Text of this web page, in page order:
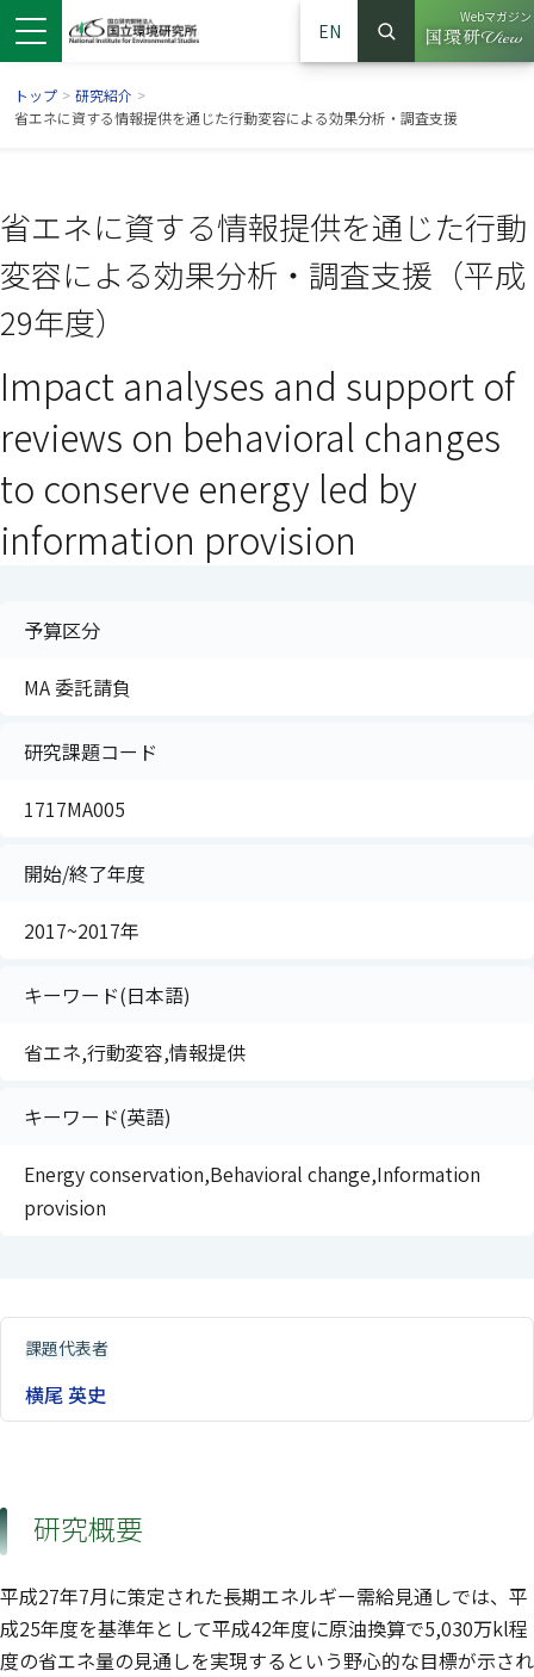
ウで開きます）
ンドウで開きます）
ウインドウで開きます）
EN
サイト内検索
検索
Webマガジン
（別ウイ
トップ > 研究紹介 >
省エネに資する情報提供を通じた行動変容による効果分析・調査支援
省エネに資する情報提供を通じた行動
変容による効果分析・調査支援（平成
29年度）
Impact analyses and support of
reviews on behavioral changes
to conserve energy led by
information provision
予算区分
MA 委託請負
研究課題コード
1717MA005
開始/終了年度
2017~2017年
キーワード(日本語)
省エネ,行動変容,情報提供
キーワード(英語)
Energy conservation,Behavioral change,Information
provision
課題代表者
横尾 英史
研究概要
平成27年7月に策定された長期エネルギー需給見通しでは、平
成25年度を基準年として平成42年度に原油換算で5,030万kl程
度の省エネ量の見通しを実現するという野心的な目標が示され